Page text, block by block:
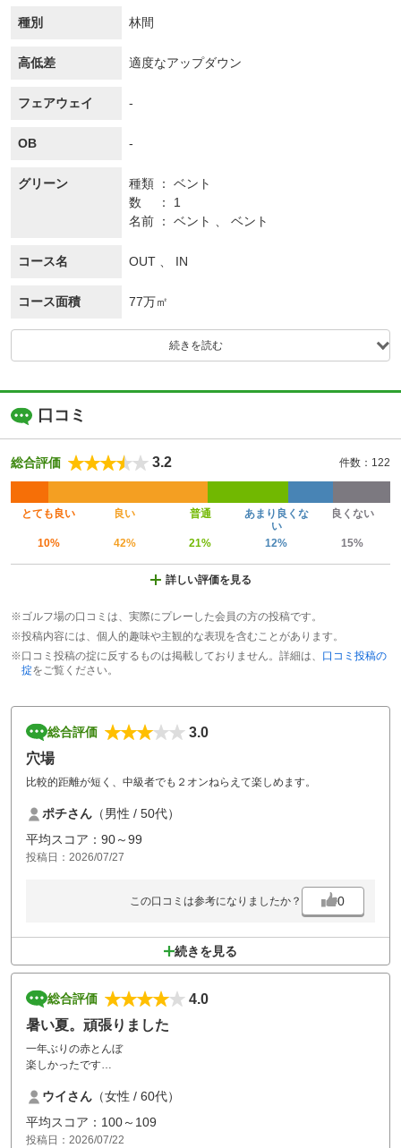
種別 林間
高低差 適度なアップダウン
フェアウェイ -
OB -
グリーン 種類
ベント
数
1
名前
ベント 、 ベント
コース名 OUT 、 IN
コース面積 77万㎡
続きを読む
口コミ
総合評価 3.2 件数：122
とても良い 良い 普通
あまり良くな
い
良くない
10% 42% 21% 12% 15%
詳しい評価を見る
※ゴルフ場の口コミは、実際にプレーした会員の方の投稿です。
※投稿内容には、個人的趣味や主観的な表現を含むことがあります。
※口コミ投稿の掟に反するものは掲載しておりません。詳細は、 口コミ投稿の
掟をご覧ください。
総合評価
3.0
穴場
比較的距離が短く、中級者でも２オンねらえて楽しめます。
ポチさん （男性 / 50代）
平均スコア：90～99
投稿日：2026/07/27
この口コミは参考になりましたか？ 0
続きを見る
総合評価
4.0
暑い夏。頑張りました
一年ぶりの赤とんぼ
楽しかったです
終わったあとくじを引かせて貰いました
お得感満載でした
ウイさん （女性 / 60代）
平均スコア：100～109
投稿日：2026/07/22